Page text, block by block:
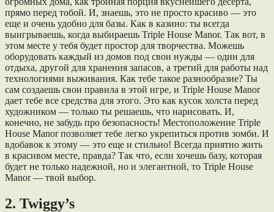
прямо перед тобой. И, знаешь, это не просто красиво — это
еще и очень удобно для базы. Как в казино: ты всегда
выигрываешь, когда выбираешь Triple House Manor. Так вот, в
этом месте у тебя будет простор для творчества. Можешь
оборудовать каждый из домов под свои нужды — один для
отдыха, другой для хранения запасов, а третий для работы над
технологиями выживания. Как тебе такое разнообразие? Ты
сам создаешь свои правила в этой игре, и Triple House Manor
дает тебе все средства для этого. Это как кусок холста перед
художником — только ты решаешь, что нарисовать. И,
конечно, не забудь про безопасность! Местоположение Triple
House Manor позволяет тебе легко укрепиться против зомби. И
вдобавок к этому — это еще и стильно! Всегда приятно жить
в красивом месте, правда? Так что, если хочешь базу, которая
будет не только надежной, но и элегантной, то Triple House
Manor — твой выбор.
2. Twiggy’s